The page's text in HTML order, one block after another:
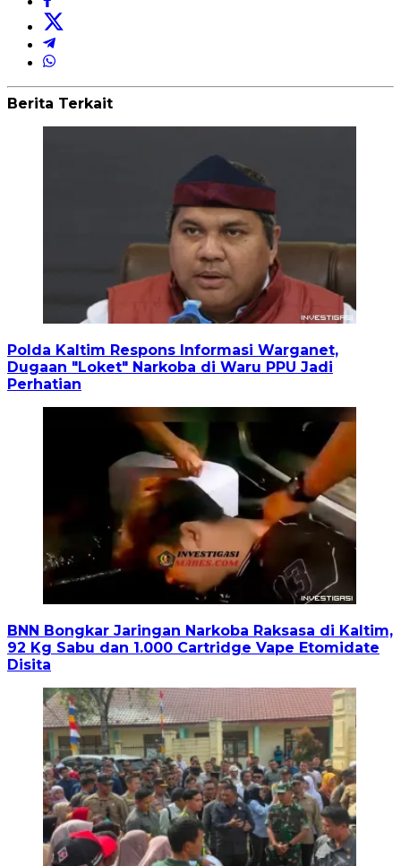
Berita Terkait
Polda Kaltim Respons Informasi Warganet,
Dugaan "Loket" Narkoba di Waru PPU Jadi
Perhatian
BNN Bongkar Jaringan Narkoba Raksasa di Kaltim,
92 Kg Sabu dan 1.000 Cartridge Vape Etomidate
Disita